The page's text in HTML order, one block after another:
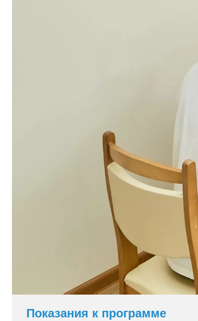
Показания к программе